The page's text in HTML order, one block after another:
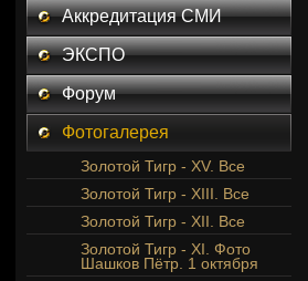
Аккредитация СМИ
ЭКСПО
Форум
Фотогалерея
Золотой Тигр - XV. Все
Золотой Тигр - XIII. Все
Золотой Тигр - XII. Все
Золотой Тигр - XI. Фото
Шашков Пётр. 1 октября